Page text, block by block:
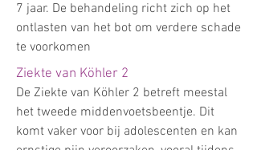
7 jaar. De behandeling richt zich op het
ontlasten van het bot om verdere schade
te voorkomen
Ziekte van Köhler 2
De Ziekte van Köhler 2 betreft meestal
het tweede middenvoetsbeentje. Dit
komt vaker voor bij adolescenten en kan